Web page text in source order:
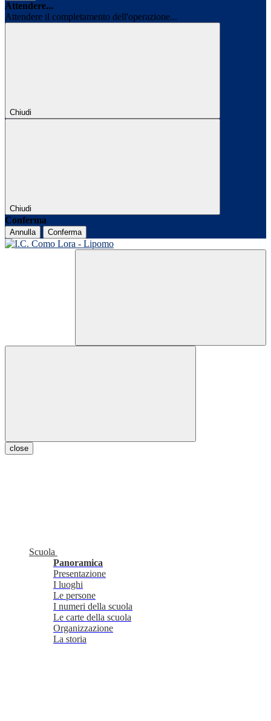
Attendere...
Attendere il completamento dell'operazione...
Chiudi
Chiudi
Conferma
Annulla Conferma
close
Scuola
Panoramica
Presentazione
I luoghi
Le persone
I numeri della scuola
Le carte della scuola
Organizzazione
La storia